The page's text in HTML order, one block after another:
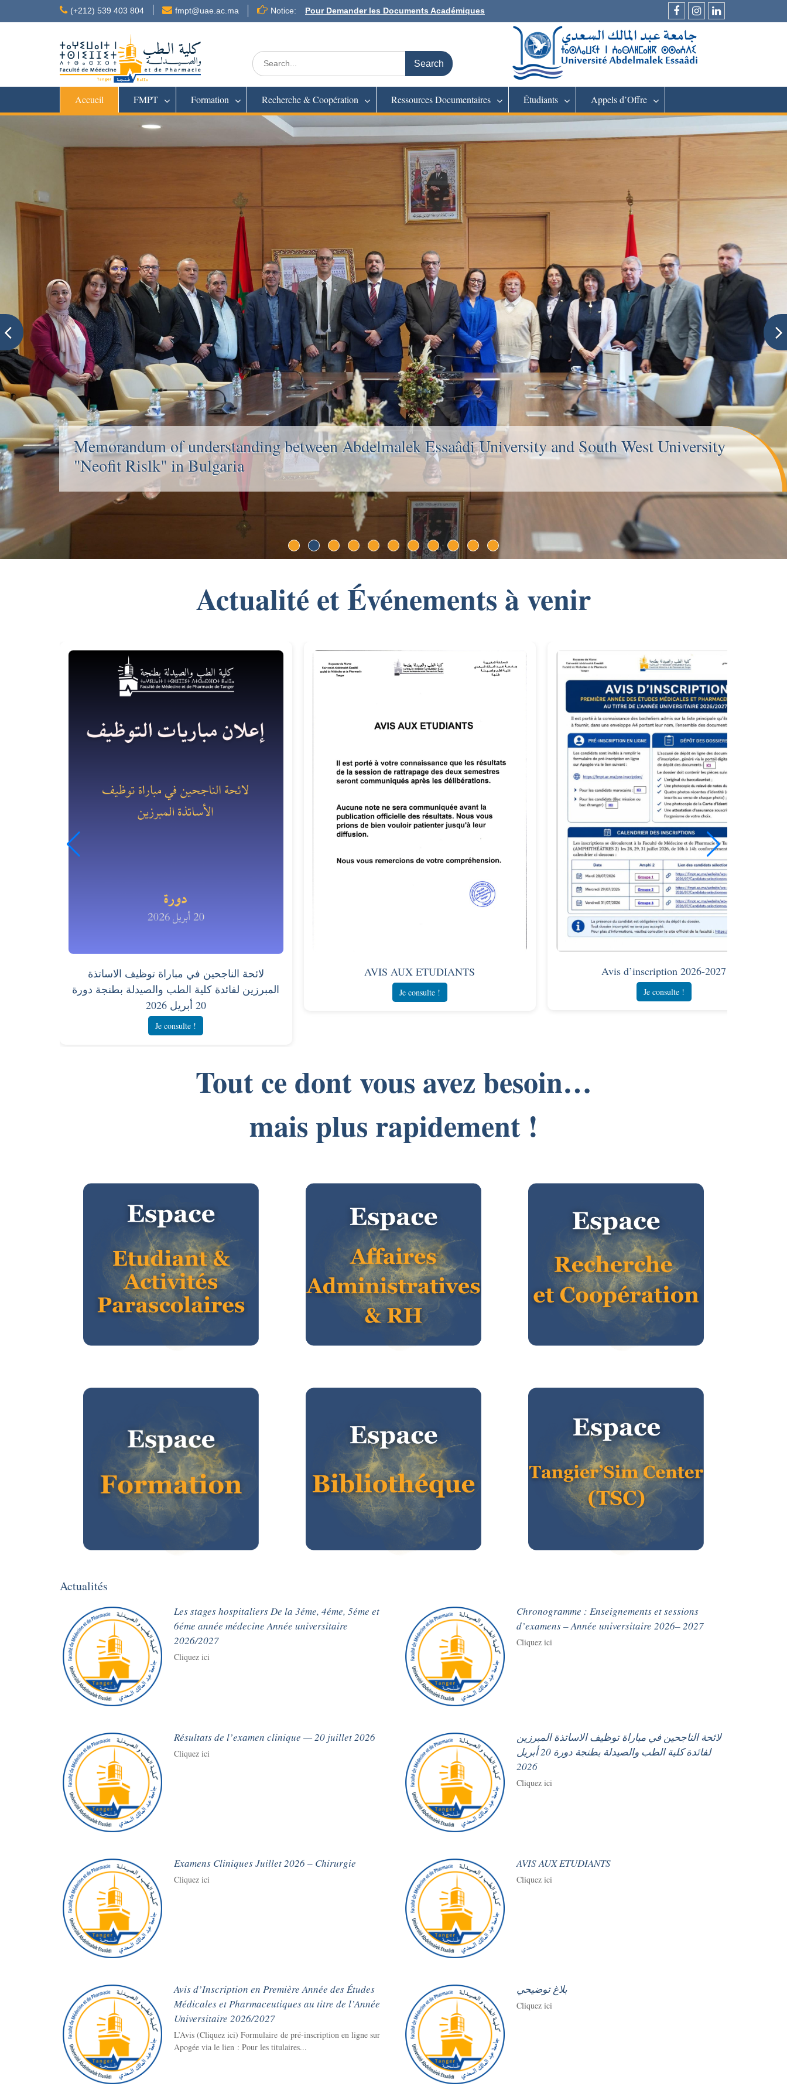
(+212) 539 403 804 fmpt@uae.ac.ma Notice:
Pour Demander les Documents Académiques
FacebookInstagram
LinkedIn
Search
for:
Accueil FMPT Formation Recherche & Coopération Ressources Documentaires Étudiants Appels d’Offre
Memorandum of understanding between Abdelmalek Essaâdi University and South West University
"Neofit Rislk" in Bulgaria
Actualité et Événements à venir
لائحة الناجحين في مباراة توظيف الاساتذة
المبرزين لفائدة كلية الطب والصيدلة بطنجة دورة
20 أبريل 2026
Je consulte !
AVIS AUX ETUDIANTS
Je consulte !
Avis d’inscription 2026-2027
Je consulte !
Tout ce dont vous avez besoin…
mais plus rapidement !
Actualités
Les stages hospitaliers De la 3éme, 4éme, 5éme et
6éme année médecine Année universitaire
2026/2027
Cliquez ici
Chronogramme : Enseignements et sessions
d’examens – Année universitaire 2026– 2027
Cliquez ici
Résultats de l’examen clinique — 20 juillet 2026
Cliquez ici
لائحة الناجحين في مباراة توظيف الاساتذة المبرزين
لفائدة كلية الطب والصيدلة بطنجة دورة 20 أبريل
2026
Cliquez ici
Examens Cliniques Juillet 2026 – Chirurgie
Cliquez ici
AVIS AUX ETUDIANTS
Cliquez ici
Avis d’Inscription en Première Année des Études
Médicales et Pharmaceutiques au titre de l’Année
Universitaire 2026/2027
L’Avis (Cliquez ici) Formulaire de pré-inscription en ligne sur
Apogée via le lien : Pour les titulaires...
بلاغ توضيحي
Cliquez ici